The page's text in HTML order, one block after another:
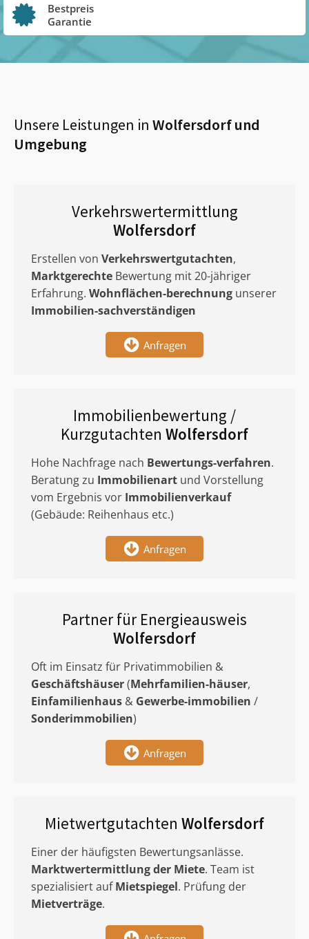
Bestpreis
Garantie
Unsere Leistungen in Wolfersdorfund
Umgebung
Verkehrswertermittlung
Wolfersdorf
Erstellen von Verkehrswertgutachten,
Marktgerechte Bewertung mit 20-jähriger
Erfahrung. Wohnflächen-berechnung unserer
Immobilien-sachverständigen
Anfragen
Immobilienbewertung /
Kurzgutachten Wolfersdorf
Hohe Nachfrage nach Bewertungs-verfahren.
Beratung zu Immobilienart und Vorstellung
vom Ergebnis vor Immobilienverkauf
(Gebäude: Reihenhaus etc.)
Anfragen
Partner für Energieausweis
Wolfersdorf
Oft im Einsatz für Privatimmobilien &
Geschäftshäuser(Mehrfamilien-häuser,
Einfamilienhaus & Gewerbe-immobilien /
Sonderimmobilien)
Anfragen
Mietwertgutachten Wolfersdorf
Einer der häufigsten Bewertungsanlässe.
Marktwertermittlungder Miete. Team ist
spezialisiert aufMietspiegel. Prüfung der
Mietverträge.